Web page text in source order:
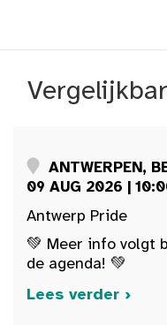
ANTWERPEN,
09 AUG 2026 |
Antwerp Pride
💚 Meer info volgt
de agenda! 💚
Lees verder ›